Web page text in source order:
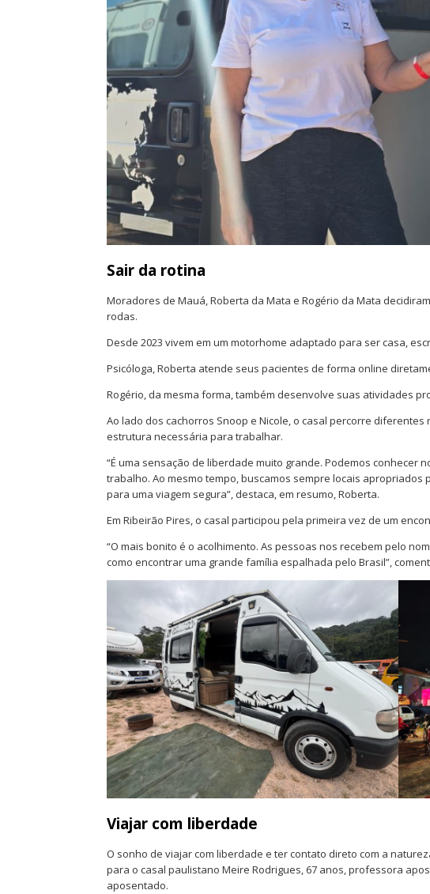
Sair da rotina
Moradores de Mauá, Roberta da Mata e Rogério da Mata
rodas.
Desde 2023 vivem em um motorhome adaptado para ser casa,
Psicóloga, Roberta atende seus pacientes de forma online
Rogério, da mesma forma, também desenvolve suas atividades
Ao lado dos cachorros Snoop e Nicole, o casal percorre
estrutura necessária para trabalhar.
“É uma sensação de liberdade muito grande. Podemos conhecer
trabalho. Ao mesmo tempo, buscamos sempre locais
para uma viagem segura”, destaca, em resumo, Roberta.
Em Ribeirão Pires, o casal participou pela primeira vez de um
“O mais bonito é o acolhimento. As pessoas nos recebem pelo
como encontrar uma grande família espalhada pelo Brasil”,
Viajar com liberdade
O sonho de viajar com liberdade e ter contato direto com a
para o casal paulistano Meire Rodrigues, 67 anos, professora
aposentado.